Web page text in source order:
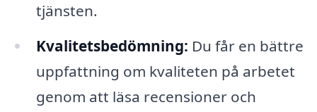
tjänsten.
Kvalitetsbedömning: Du får en bättre
uppfattning om kvaliteten på arbetet
genom att läsa recensioner och